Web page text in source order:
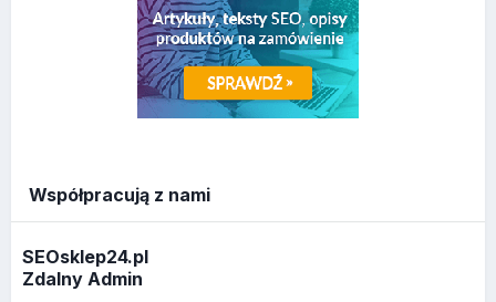
Współpracują z nami
SEOsklep24.pl
Zdalny Admin